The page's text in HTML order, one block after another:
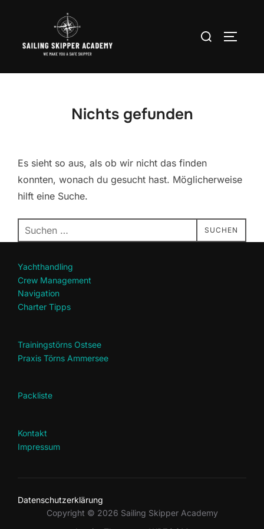
springen
Suchen
Nichts gefunden
Es sieht so aus, als ob wir nicht das finden
konnten, wonach du gesucht hast. Möglicherweise
hilft eine Suche.
Suchen
nach:
SUCHEN
Yachthandling
Crew Management
Navigation
Charter Tipps
Trainingstörns Ostsee
Praxis Törns Ammersee
Packliste
Kontakt
Impressum
Datenschutzerklärung
Copyright © 2026 Sailing Skipper Academy